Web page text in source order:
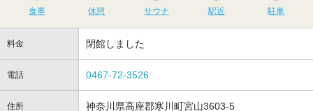
食事 休憩 サウナ 駅近 駐車
料金 閉館しました
電話 0467-72-3526
住所 神奈川県高座郡寒川町宮山3603-5